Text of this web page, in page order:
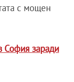
с мощен
София заради